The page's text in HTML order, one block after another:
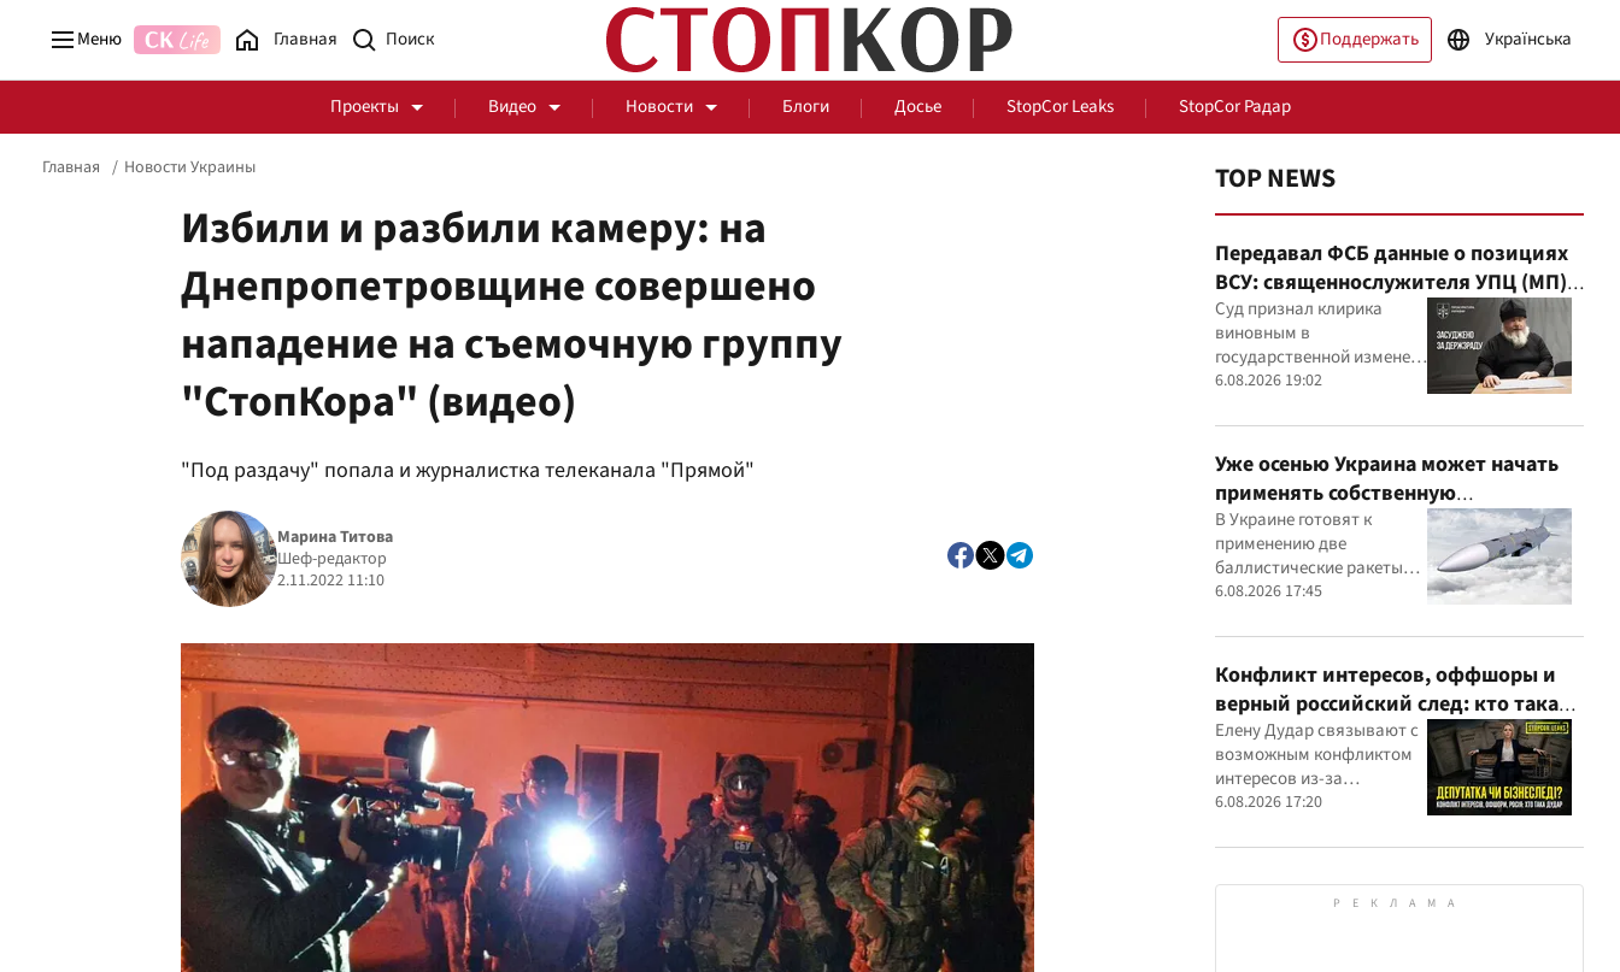
Меню Главная Поддержать Українська
Проекты Видео Новости Блоги Досье StopCor Leaks StopCor Радар
Стоп Политической Коррупции Честные закупки За оградой
События
Главная Новости Украины
Избили и разбили камеру: на
Днепропетровщине совершено
нападение на съемочную группу
"СтопКора" (видео)
"Под раздачу" попала и журналистка телеканала "Прямой"
Марина Титова
Шеф-редактор
2.11.2022 11:10
TOP NEWS
Передавал ФСБ данные о позициях
ВСУ: священнослужителя УПЦ (МП)
приговорили к 15 годам
Суд признал клирика
виновным в
государственной измене и
постановил конфисковать
6.08.2026 19:02
Уже осенью Украина может начать
применять собственную
баллистическую ракету FP-7 по
вражеским целям
В Украине готовят к
применению две
баллистические ракеты
собственного
6.08.2026 17:45
Конфликт интересов, оффшоры и
верный российский след: кто такая
Елена Дударь
Елену Дудар связывают с
возможным конфликтом
интересов из-за
семейного строительного
скандалов, судебных дел
6.08.2026 17:20